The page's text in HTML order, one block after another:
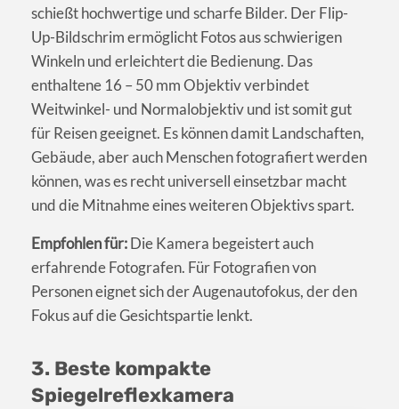
schießt hochwertige und scharfe Bilder. Der Flip-
Up-Bildschrim ermöglicht Fotos aus schwierigen
Winkeln und erleichtert die Bedienung. Das
enthaltene 16 – 50 mm Objektiv verbindet
Weitwinkel- und Normalobjektiv und ist somit gut
für Reisen geeignet. Es können damit Landschaften,
Gebäude, aber auch Menschen fotografiert werden
können, was es recht universell einsetzbar macht
und die Mitnahme eines weiteren Objektivs spart.
Empfohlen für:Die Kamera begeistert auch
erfahrende Fotografen. Für Fotografien von
Personen eignet sich der Augenautofokus, der den
Fokus auf die Gesichtspartie lenkt.
3. Beste kompakte
Spiegelreflexkamera